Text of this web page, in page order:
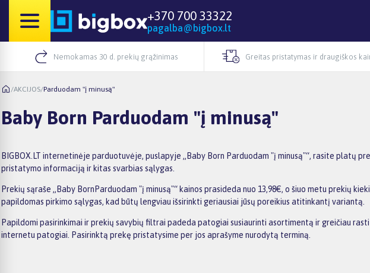
+370 700 33322
pagalba@bigbox.lt
Nemokamas 30 d. prekių grąžinimas Greitas pristatymas ir draugiškos
/AKCIJOS/Parduodam "į minusą"
Baby Born Parduodam "į minusą"
BIGBOX.LT internetinėje parduotuvėje, puslapyje „Baby Born Parduodam "į minusą"“, rasite platų
pristatymo informaciją ir kitas svarbias sąlygas.
Prekių sąraše „Baby BornParduodam "į minusą"“ kainos prasideda nuo 13,98€, o šiuo metu prekių
papildomas pirkimo sąlygas, kad būtų lengviau išsirinkti geriausiai jūsų poreikius atitinkantį variantą.
Papildomi pasirinkimai ir prekių savybių filtrai padeda patogiai susiaurinti asortimentą ir greičiau
internetu patogiai. Pasirinktą prekę pristatysime per jos aprašyme nurodytą terminą.